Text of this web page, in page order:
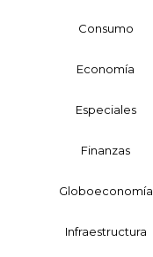
Consumo
Economía
Especiales
Finanzas
Globoeconomía
Infraestructura